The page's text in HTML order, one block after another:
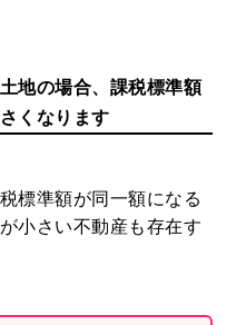
らない土地に関しても
くなります
小さい不動産も存在す